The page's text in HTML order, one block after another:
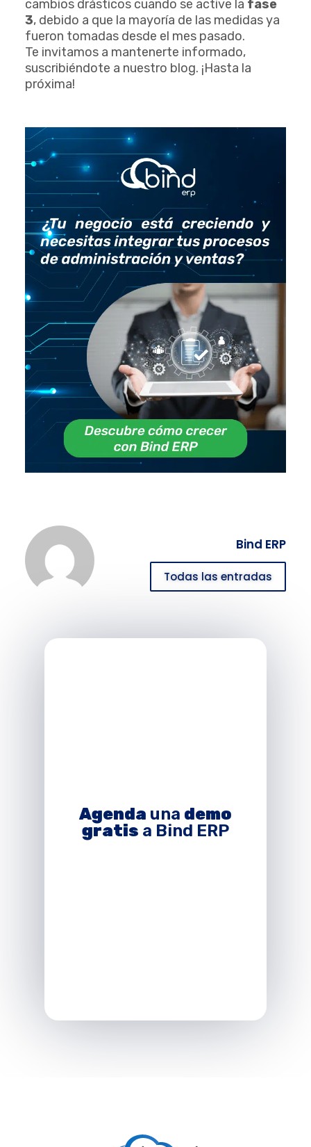
cambios drásticos cuando se active la fase
3, debido a que la mayoría de las medidas ya
fueron tomadas desde el mes pasado.
Te invitamos a mantenerte informado,
suscribiéndote a nuestro blog. ¡Hasta la
próxima!
Bind ERP
Todas las entradas
Agenda una demo
gratis a Bind ERP